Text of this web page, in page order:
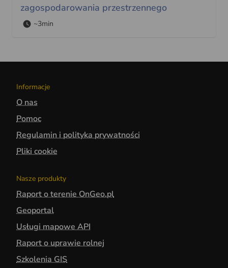
zagospodarowania przestrzennego
~3min
Informacje
O nas
Pomoc
Regulamin i polityka prywatności
Pliki cookie
Nasze produkty
Raport o terenie OnGeo.pl
Geoportal
Usługi mapowe API
Raport o uprawie rolnej
Szkolenia GIS